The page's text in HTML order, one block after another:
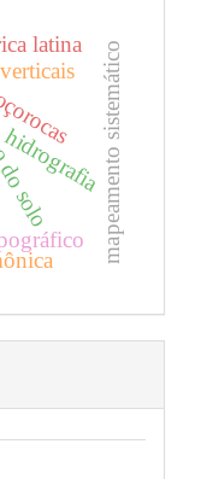
solo
hidrografiamapeamento sistemático
latina